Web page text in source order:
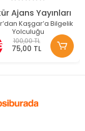
Ajans Yayınları
Kaşgar’a Bilgelik
Yolculuğu
100,00 TL
75,00 TL